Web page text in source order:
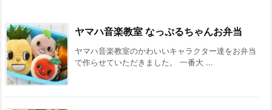
ヤマハ音楽教室 なっぷるちゃんお弁当
ヤマハ音楽教室のかわいいキャラクター達をお弁当
で作らせていただきました。 一番大 ...